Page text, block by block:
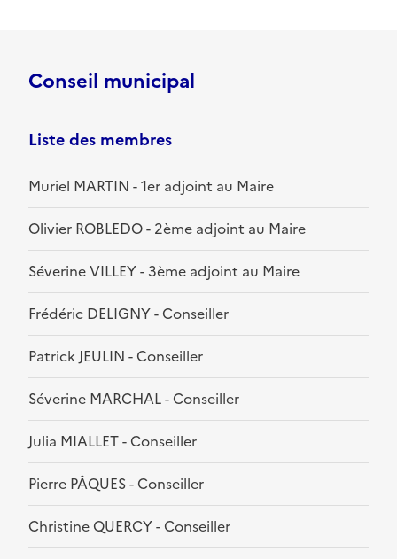
Conseil municipal
Liste des membres
Muriel MARTIN - 1er adjoint au Maire
Olivier ROBLEDO - 2ème adjoint au Maire
Séverine VILLEY - 3ème adjoint au Maire
Frédéric DELIGNY - Conseiller
Patrick JEULIN - Conseiller
Séverine MARCHAL - Conseiller
Julia MIALLET - Conseiller
Pierre PÂQUES - Conseiller
Christine QUERCY - Conseiller